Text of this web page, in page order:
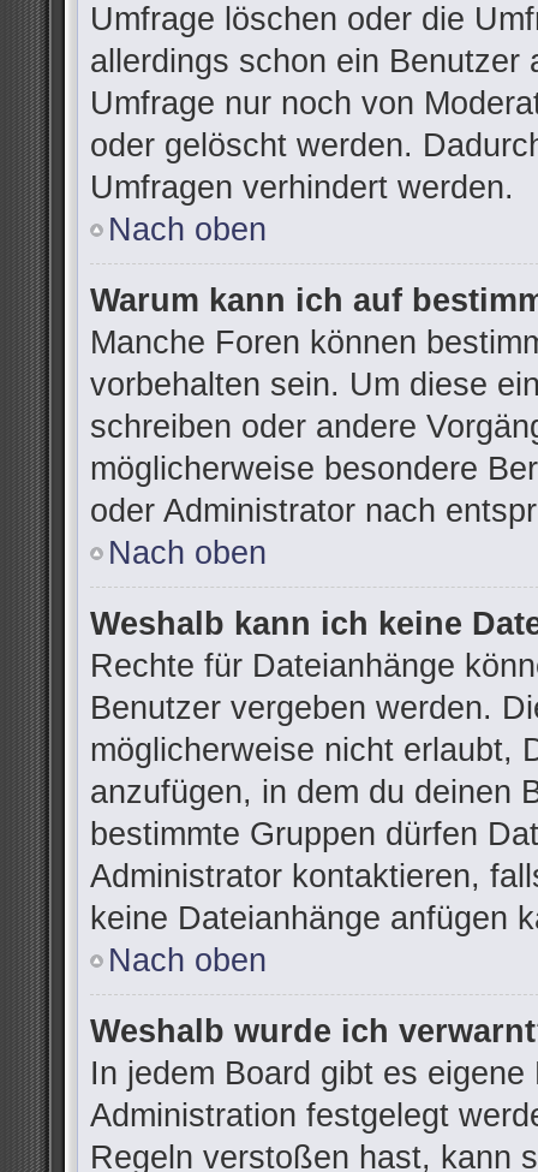
Umfrage löschen oder die
allerdings schon ein Benutzer
Umfrage nur noch von
oder gelöscht werden.
Umfragen verhindert werden.
Nach oben
Warum kann ich auf
Manche Foren können
vorbehalten sein. Um diese
schreiben oder andere
möglicherweise besondere
oder Administrator nach
Nach oben
Weshalb kann ich keine
Rechte für Dateianhänge
Benutzer vergeben werden.
möglicherweise nicht erlaubt,
anzufügen, in dem du deinen
bestimmte Gruppen dürfen
Administrator kontaktieren,
keine Dateianhänge anfügen
Nach oben
Weshalb wurde ich
In jedem Board gibt es
Administration festgelegt
Regeln verstoßen hast, kann